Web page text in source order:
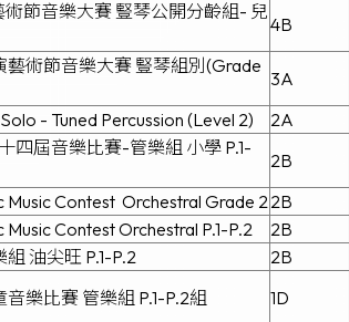
節音樂大賽 豎琴公開分齡組- 兒
4B
術節音樂大賽 豎琴組別(Grade
3A
- Tuned Percussion (Level 2)
2A
四屆音樂比賽-管樂組 小學 P.1-
2B
Music Contest Orchestral Grade 22B
Contest Orchestral P.1-P.2
2B
油尖旺 P.1-P.2
2B
樂比賽 管樂組 P.1-P.2組
1D